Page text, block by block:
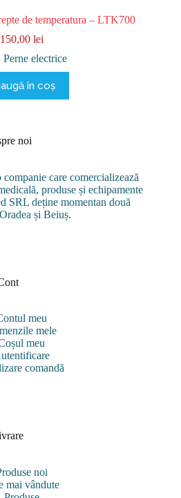
de temperatura – LTK700
150,00 lei
Perne electrice
în coș
noi
care comercializează
produse și echipamente
SRL deține momentan două
și Beiuș.
meu
mele
meu
comandă
noi
mai vândute